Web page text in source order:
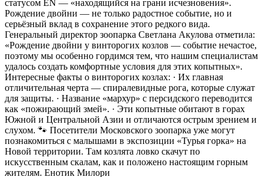
статусом EN — «находящийся на грани исчезновения».
Рождение двойни — не только радостное событие, но и
серьёзный вклад в сохранение этого редкого вида.
Генеральный директор зоопарка Светлана Акулова отметила:
«Рождение двойни у винторогих козлов — событие нечастое,
поэтому мы особенно гордимся тем, что нашим специалистам
удалось создать комфортные условия для этих копытных».
Интересные факты о винторогих козлах: · Их главная
отличительная черта — спиралевидные рога, которые служат
для защиты. · Название «мархур» с персидского переводится
как «пожирающий змей». · Эти копытные обитают в горах
Южной и Центральной Азии и отличаются острым зрением и
слухом. 🐾 Посетители Московского зоопарка уже могут
познакомиться с малышами в экспозиции «Турья горка» на
Новой территории. Там козлята ловко скачут по
искусственным скалам, как и положено настоящим горным
жителям. Енотик Милори